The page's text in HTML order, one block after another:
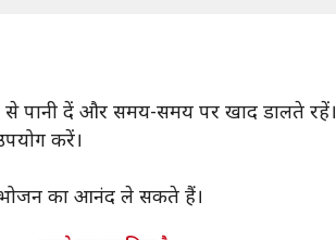
पानी दें और समय-समय पर खाद डालते रहें।
करें।
भोजन का आनंद ले सकते हैं।